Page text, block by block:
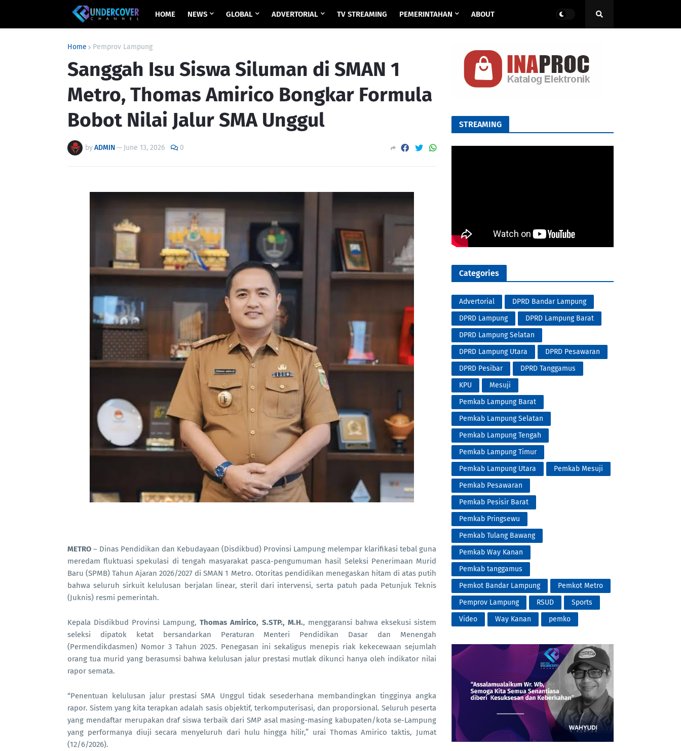
HOME NEWS GLOBAL ADVERTORIAL TV STREAMING PEMERINTAHAN ABOUT
Home Pemprov Lampung
Sanggah Isu Siswa Siluman di SMAN 1
Metro, Thomas Amirico Bongkar Formula
Bobot Nilai Jalur SMA Unggul
byADMIN— June 13, 2026 0
METRO – Dinas Pendidikan dan Kebudayaan (Disdikbud) Provinsi Lampung melempar klarifikasi tebal guna
meredam fluktuasi spekulasi di tengah masyarakat pasca-pengumuman hasil Seleksi Penerimaan Murid
Baru (SPMB) Tahun Ajaran 2026/2027 di SMAN 1 Metro. Otoritas pendidikan menegaskan hitam di atas putih
bahwa seluruh sirkuit kelulusan berjalan linear, steril dari intervensi, serta patuh pada Petunjuk Teknis
(Juknis) resmi pemerintah.
Kepala Disdikbud Provinsi Lampung,Thomas Amirico, S.STP., M.H., menggaransi bahwa eksekusi sistem
seleksi dipatok ketat bersandarkan Peraturan Menteri Pendidikan Dasar dan Menengah
(Permendikdasmen) Nomor 3 Tahun 2025. Penegasan ini sekaligus menepis riak kekecewaan sejumlah
orang tua murid yang berasumsi bahwa kelulusan jalur prestasi mutlak dikunci hanya oleh indikator nilai
rapor semata.
“Penentuan kelulusan jalur prestasi SMA Unggul tidak sesederhana membandingkan tingginya angka
rapor. Sistem yang kita terapkan adalah sasis objektif, terkomputerisasi, dan proporsional. Seluruh peserta
yang mendaftar merupakan draf siswa terbaik dari SMP asal masing-masing kabupaten/kota se-Lampung
yang performanya diuji secara menyeluruh dari hulu hingga hilir,” urai Thomas Amirico taktis, Jumat
(12/6/2026).
STREAMING
Categories
Advertorial
DPRD Bandar Lampung
DPRD Lampung
DPRD Lampung Barat
DPRD Lampung Selatan
DPRD Lampung Utara
DPRD Pesawaran
DPRD Pesibar
DPRD Tanggamus
KPU
Mesuji
Pemkab Lampung Barat
Pemkab Lampung Selatan
Pemkab Lampung Tengah
Pemkab Lampung Timur
Pemkab Lampung Utara
Pemkab Mesuji
Pemkab Pesawaran
Pemkab Pesisir Barat
Pemkab Pringsewu
Pemkab Tulang Bawang
Pemkab Way Kanan
Pemkab tanggamus
Pemkot Bandar Lampung
Pemkot Metro
Pemprov Lampung
RSUD
Sports
Video
Way Kanan pemko